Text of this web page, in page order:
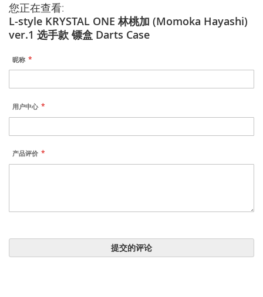
您正在查看:
L-style KRYSTAL ONE 林桃加 (Momoka Hayashi)
ver.1 选手款 镖盒 Darts Case
昵称
用户中心
产品评价
提交的评论